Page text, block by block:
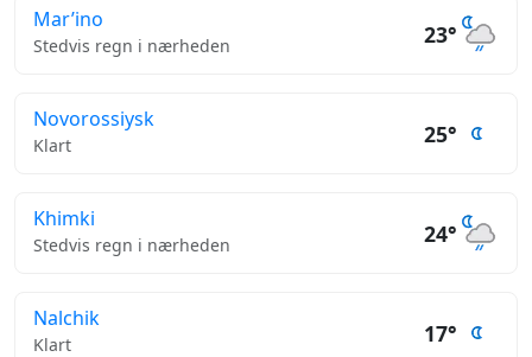
Mar’ino
Stedvis regn i nærheden 23°
Novorossiysk
Klart 25°
Khimki
Stedvis regn i nærheden 24°
Nalchik
Klart 17°